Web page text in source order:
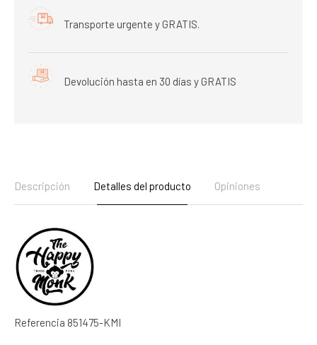
Transporte urgente y GRATIS.
Devolución hasta en 30 días y GRATIS
Descripción Detalles del producto Opiniones
Referencia 851475-KMI